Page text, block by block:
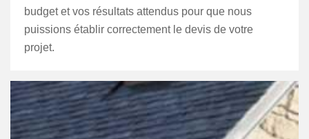
budget et vos résultats attendus pour que nous
puissions établir correctement le devis de votre
projet.